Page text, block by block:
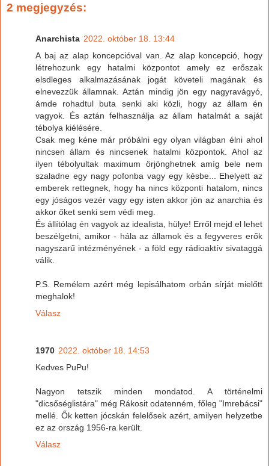
2 megjegyzés:
Anarchista 2022. október 18. 13:44
A baj az alap koncepcióval van. Az alap koncepció, hogy
létrehozunk egy hatalmi központot amely ez erőszak
elsdleges alkalmazásának jogát követeli magának és
elnevezzük államnak. Aztán mindig jön egy nagyravágyó,
ámde rohadtul buta senki aki közli, hogy az állam én
vagyok. És aztán felhasználja az állam hatalmát a saját
tébolya kiélésére.
Csak meg kéne már próbálni egy olyan világban élni ahol
nincsen állam és nincsenek hatalmi központok. Ahol az
ilyen tébolyultak maximum örjönghetnek amíg bele nem
szaladne egy nagy pofonba vagy egy késbe... Ehelyett az
emberek rettegnek, hogy ha nincs központi hatalom, nincs
egy jóságos vezér vagy egy isten akkor jön az anarchia és
akkor őket senki sem védi meg.
És állítólag én vagyok az idealista, hülye! Erről mejd el lehet
beszélgetni, amikor - hála az államok és a fegyveres erők
nagyszarű intézményének - a föld egy rádioaktív sivataggá
válik.
P.S. Remélem azért még lepisálhatom orbán sírját mielőtt
meghalok!
Válasz
1970 2022. október 18. 14:53
Kedves PuPu!
Nagyon tetszik minden mondatod. A történelmi
"dicsőséglistára" még Rákosit odatenném, főleg "Imrebácsi"
mellé. Ők ketten jócskán felelősek azért, amilyen helyzetbe
ez az ország 1956-ra került.
Válasz